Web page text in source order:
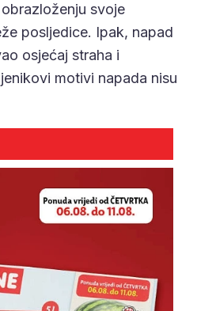
svoje
posljedice. Ipak, napad
osjećaj straha i
motivi napada nisu